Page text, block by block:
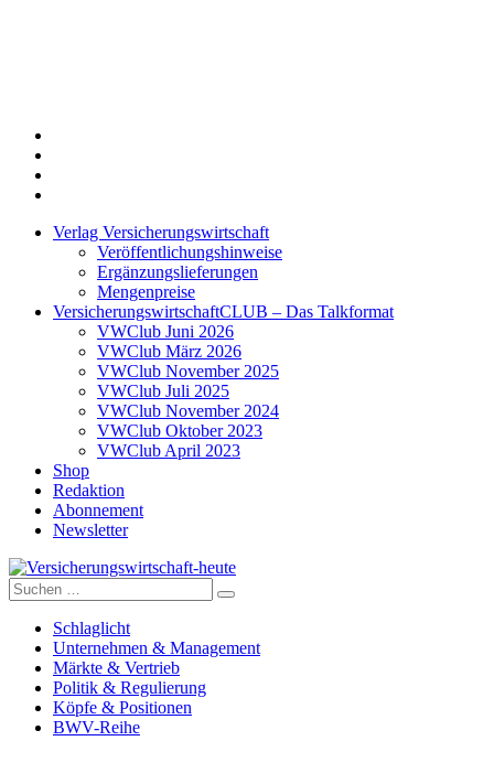
Verlag Versicherungswirtschaft
Veröffentlichungshinweise
Ergänzungslieferungen
Mengenpreise
VersicherungswirtschaftCLUB – Das Talkformat
VWClub Juni 2026
VWClub März 2026
VWClub November 2025
VWClub Juli 2025
VWClub November 2024
VWClub Oktober 2023
VWClub April 2023
Shop
Redaktion
Abonnement
Newsletter
Versicherungswirtschaft-heute
Suche
nach:
Schlaglicht
Unternehmen & Management
Märkte & Vertrieb
Politik & Regulierung
Köpfe & Positionen
BWV-Reihe